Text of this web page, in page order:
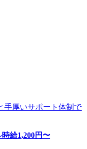
手厚いサポート体制で
時給1,200円〜